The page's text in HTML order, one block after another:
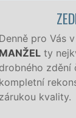
pro Vás v
ty
zdění či
kvality.